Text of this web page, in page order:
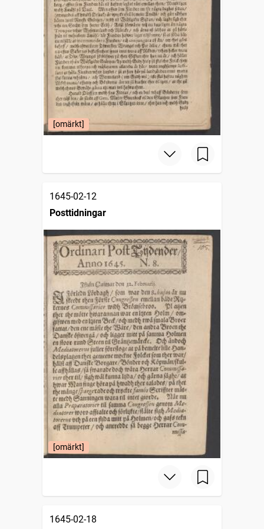
[omärkt]
1645-02-12
Posttidningar
[omärkt]
1645-02-18